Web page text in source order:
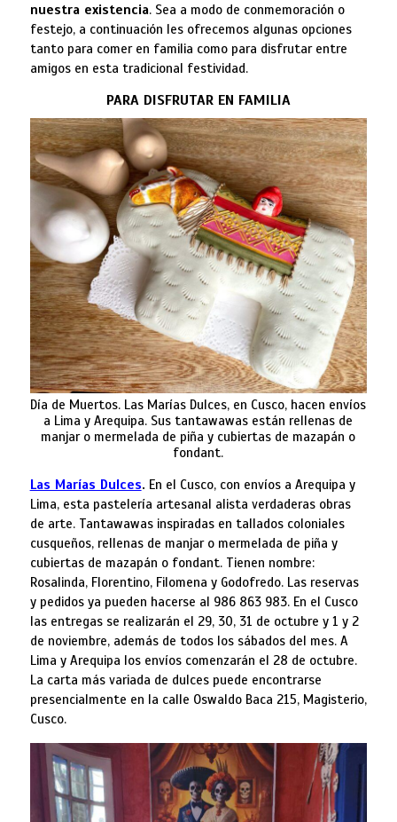
nuestra existencia. Sea a modo de conmemoración o
festejo, a continuación les ofrecemos algunas opciones
tanto para comer en familia como para disfrutar entre
amigos en esta tradicional festividad.
PARA DISFRUTAR EN FAMILIA
Día de Muertos. Las Marías Dulces, en Cusco, hacen envíos
a Lima y Arequipa. Sus tantawawas están rellenas de
manjar o mermelada de piña y cubiertas de mazapán o
fondant.
Las Marías Dulces. En el Cusco, con envíos a Arequipa y
Lima, esta pastelería artesanal alista verdaderas obras
de arte. Tantawawas inspiradas en tallados coloniales
cusqueños, rellenas de manjar o mermelada de piña y
cubiertas de mazapán o fondant. Tienen nombre:
Rosalinda, Florentino, Filomena y Godofredo. Las reservas
y pedidos ya pueden hacerse al 986 863 983. En el Cusco
las entregas se realizarán el 29, 30, 31 de octubre y 1 y 2
de noviembre, además de todos los sábados del mes. A
Lima y Arequipa los envíos comenzarán el 28 de octubre.
La carta más variada de dulces puede encontrarse
presencialmente en la calle Oswaldo Baca 215, Magisterio,
Cusco.